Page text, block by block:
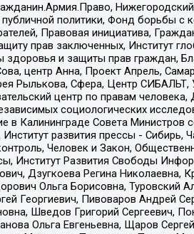
политики, Фонд борьбы
Правовая инициатива,
прав заключенных, Институт
здоровья и защиты прав граждан,
центр Анна, Проект Апрель,
Рылькова, Сфера, Центр
центр по правам
социологических
в Калининграде Совета
развития прессы - Сибирь,
Человек и Закон,
Институт Развития Свободы
Дзугкоева Регина
Ольга Борисовна, Туровский
Георгиевич, Пивоваров Андрей
Шведов Григорий Сергеевич,
Ольга Евгеньевна, Щаров